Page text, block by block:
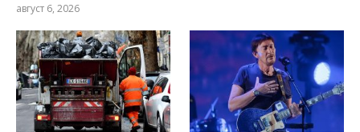
август 6, 2026